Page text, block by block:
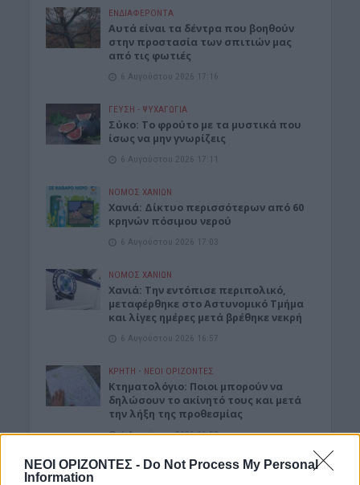
ΝΕΟΙ ΟΡΙΖΟΝΤΕΣ - Do Not Process My Personal
Information
ΕΝΔΙΑΦΕΡΟΝΤΑ
Αυτά είναι τα δέντρα που βοηθούν
στην προστασία των σπιτιών μας
από τις φωτιές
6 Αυγούστου 2026 17:16
ΓΕΎΣΗ - ΨΥΧΑΓΩΓΊΑ
Σύκο: Το φρούτο με τα μυστικά που
ίσως να μην γνωρίζεις
6 Αυγούστου 2026 17:11
ΝΟΜΌΣ ΧΑΝΊΩΝ
Xανιά: Δίκτυο περισσότερων από 60
κρηνών πόσιμου νερού
6 Αυγούστου 2026 17:03
ΝΟΜΌΣ ΧΑΝΊΩΝ
Χανιά: Την εντόπισε περιπολικό,
μεταφέρθηκε στο Αστυνομικό Τμήμα
και λίγες ημέρες μετά βρέθηκε νεκρή
6 Αυγούστου 2026 16:57
ΚΡΗΤΗ • ΝΕΟΙ ΟΡΙΖΟΝΤΕΣ
Κτηματολόγιο: Ποιοι μπορούν να
δηλώσουν το ακίνητό τους και μετά
την λήξη της προθεσμίας
6 Αυγούστου 2026 16:53
ΔΙΕΘΝΗ • ΜΑΤΙΕΣ ΣΤΟ ΠΑΡΕΛΘΟΝ